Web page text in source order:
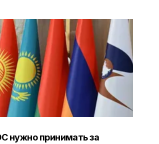
нужно принимать за